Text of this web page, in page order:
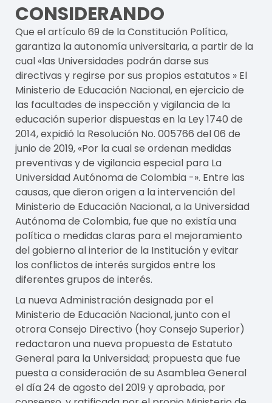
CONSIDERANDO
Que el artículo 69 de la Constitución Política,
garantiza la autonomía universitaria, a partir de la
cual «las Universidades podrán darse sus
directivas y regirse por sus propios estatutos » El
Ministerio de Educación Nacional, en ejercicio de
las facultades de inspección y vigilancia de la
educación superior dispuestas en la Ley 1740 de
2014, expidió la Resolución No. 005766 del 06 de
junio de 2019, «Por la cual se ordenan medidas
preventivas y de vigilancia especial para La
Universidad Autónoma de Colombia -». Entre las
causas, que dieron origen a la intervención del
Ministerio de Educación Nacional, a la Universidad
Autónoma de Colombia, fue que no existía una
política o medidas claras para el mejoramiento
del gobierno al interior de la Institución y evitar
los conflictos de interés surgidos entre los
diferentes grupos de interés.
La nueva Administración designada por el
Ministerio de Educación Nacional, junto con el
otrora Consejo Directivo (hoy Consejo Superior)
redactaron una nueva propuesta de Estatuto
General para la Universidad; propuesta que fue
puesta a consideración de su Asamblea General
el día 24 de agosto del 2019 y aprobada, por